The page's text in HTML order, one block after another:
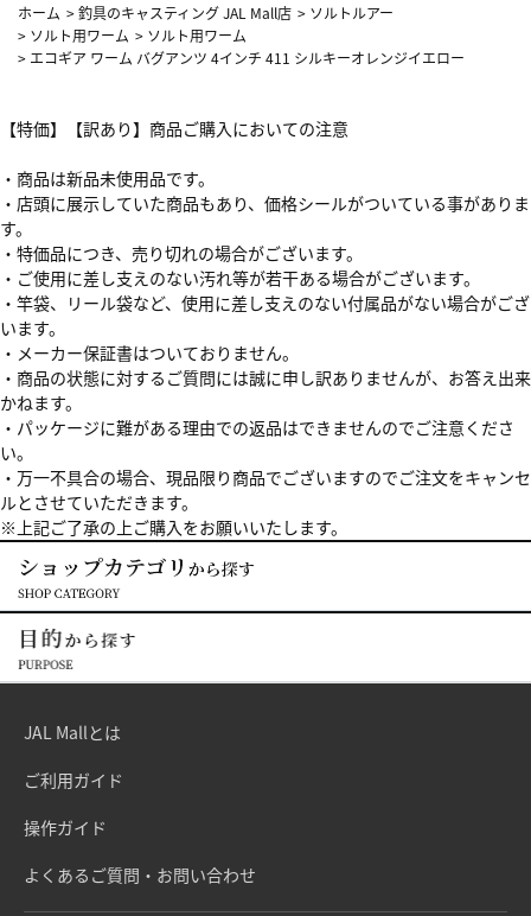
ホーム >釣具のキャスティング JAL Mall店 > ソルトルアー
> ソルト用ワーム > ソルト用ワーム
> エコギア ワーム バグアンツ 4インチ 411 シルキーオレンジイエロー
【特価】【訳あり】商品ご購入においての注意
・商品は新品未使用品です。
・店頭に展示していた商品もあり、価格シールがついている事がありま
す。
・特価品につき、売り切れの場合がございます。
・ご使用に差し支えのない汚れ等が若干ある場合がございます。
・竿袋、リール袋など、使用に差し支えのない付属品がない場合がござ
います。
・メーカー保証書はついておりません。
・商品の状態に対するご質問には誠に申し訳ありませんが、お答え出来
かねます。
・パッケージに難がある理由での返品はできませんのでご注意くださ
い。
・万一不具合の場合、現品限り商品でございますのでご注文をキャンセ
ルとさせていただきます。
※上記ご了承の上ご購入をお願いいたします。
JAL Mallとは
ご利用ガイド
操作ガイド
よくあるご質問・お問い合わせ